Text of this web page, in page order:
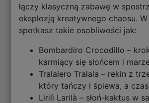
łączy klasyczną zabawę w
eksplozją kreatywnego chaosu.
spotkasz takie osobliwości jak:
Bombardiro Crocodillo –
karmiący się słońcem i
Tralalero Tralala – rekin z
który tańczy i śpiewa, a
Lirilì Larilà – słoń-kaktus w